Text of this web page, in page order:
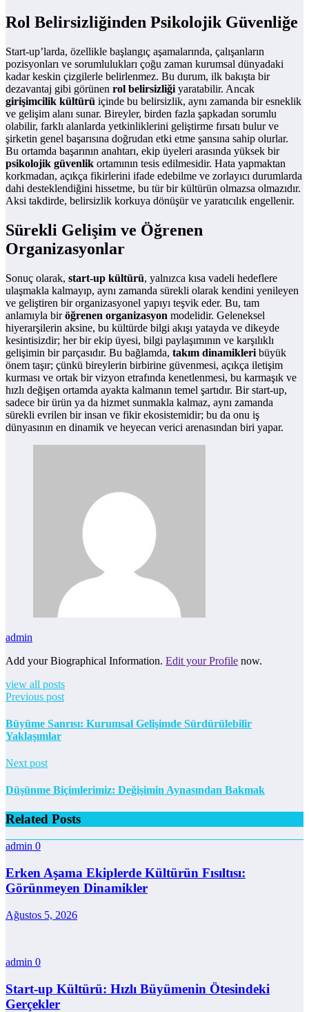
Rol Belirsizliğinden Psikolojik Güvenliğe
Start-up’larda, özellikle başlangıç aşamalarında, çalışanların
pozisyonları ve sorumlulukları çoğu zaman kurumsal dünyadaki
kadar keskin çizgilerle belirlenmez. Bu durum, ilk bakışta bir
dezavantaj gibi görünen rol belirsizliği yaratabilir. Ancak
girişimcilik kültürü içinde bu belirsizlik, aynı zamanda bir esneklik
ve gelişim alanı sunar. Bireyler, birden fazla şapkadan sorumlu
olabilir, farklı alanlarda yetkinliklerini geliştirme fırsatı bulur ve
şirketin genel başarısına doğrudan etki etme şansına sahip olurlar.
Bu ortamda başarının anahtarı, ekip üyeleri arasında yüksek bir
psikolojik güvenlik ortamının tesis edilmesidir. Hata yapmaktan
korkmadan, açıkça fikirlerini ifade edebilme ve zorlayıcı durumlarda
dahi desteklendiğini hissetme, bu tür bir kültürün olmazsa olmazıdır.
Aksi takdirde, belirsizlik korkuya dönüşür ve yaratıcılık engellenir.
Sürekli Gelişim ve Öğrenen
Organizasyonlar
Sonuç olarak, start-up kültürü, yalnızca kısa vadeli hedeflere
ulaşmakla kalmayıp, aynı zamanda sürekli olarak kendini yenileyen
ve geliştiren bir organizasyonel yapıyı teşvik eder. Bu, tam
anlamıyla biröğrenen organizasyon modelidir. Geleneksel
hiyerarşilerin aksine, bu kültürde bilgi akışı yatayda ve dikeyde
kesintisizdir; her bir ekip üyesi, bilgi paylaşımının ve karşılıklı
gelişimin bir parçasıdır. Bu bağlamda, takım dinamikleri büyük
önem taşır; çünkü bireylerin birbirine güvenmesi, açıkça iletişim
kurması ve ortak bir vizyon etrafında kenetlenmesi, bu karmaşık ve
hızlı değişen ortamda ayakta kalmanın temel şartıdır. Bir start-up,
sadece bir ürün ya da hizmet sunmakla kalmaz, aynı zamanda
sürekli evrilen bir insan ve fikir ekosistemidir; bu da onu iş
dünyasının en dinamik ve heyecan verici arenasından biri yapar.
admin
Add your Biographical Information. Edit your Profile now.
view all posts
Previous post
Büyüme Sanrısı: Kurumsal Gelişimde Sürdürülebilir
Yaklaşımlar
Next post
Düşünme Biçimlerimiz: Değişimin Aynasından Bakmak
Related Posts
admin 0
Erken Aşama Ekiplerde Kültürün Fısıltısı:
Görünmeyen Dinamikler
Ağustos 5, 2026
admin 0
Start-up Kültürü: Hızlı Büyümenin Ötesindeki
Gerçekler